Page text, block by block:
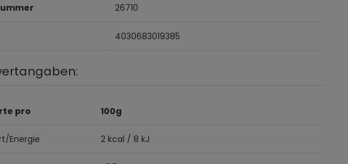
26710
4030683019385
pro 100g
Energie 2 kcal / 8 kJ